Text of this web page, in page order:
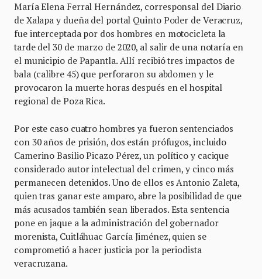
María Elena Ferral Hernández, corresponsal del Diario
de Xalapa y dueña del portal Quinto Poder de Veracruz,
fue interceptada por dos hombres en motocicleta la
tarde del 30 de marzo de 2020, al salir de una notaría en
el municipio de Papantla. Allí recibió tres impactos de
bala (calibre 45) que perforaron su abdomen y le
provocaron la muerte horas después en el hospital
regional de Poza Rica.
Por este caso cuatro hombres ya fueron sentenciados
con 30 años de prisión, dos están prófugos, incluido
Camerino Basilio Picazo Pérez, un político y cacique
considerado autor intelectual del crimen, y cinco más
permanecen detenidos. Uno de ellos es Antonio Zaleta,
quien tras ganar este amparo, abre la posibilidad de que
más acusados también sean liberados. Esta sentencia
pone en jaque a la administración del gobernador
morenista, Cuitláhuac García Jiménez, quien se
comprometió a hacer justicia por la periodista
veracruzana.